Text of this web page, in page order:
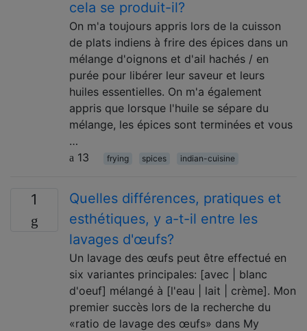
cela se produit-il?
On m'a toujours appris lors de la cuisson
de plats indiens à frire des épices dans un
mélange d'oignons et d'ail hachés / en
purée pour libérer leur saveur et leurs
huiles essentielles. On m'a également
appris que lorsque l'huile se sépare du
mélange, les épices sont terminées et vous
…
13
frying spices indian-cuisine
1
Quelles différences, pratiques et
esthétiques, y a-t-il entre les
lavages d'œufs?
Un lavage des œufs peut être effectué en
six variantes principales: [avec | blanc
d'oeuf] mélangé à [l'eau | lait | crème]. Mon
premier succès lors de la recherche du
«ratio de lavage des œufs» dans My